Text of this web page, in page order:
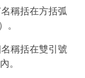
稱括在方括弧
。
稱括在雙引號
。